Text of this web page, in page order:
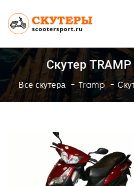
Скутер
Все скутера Tramp